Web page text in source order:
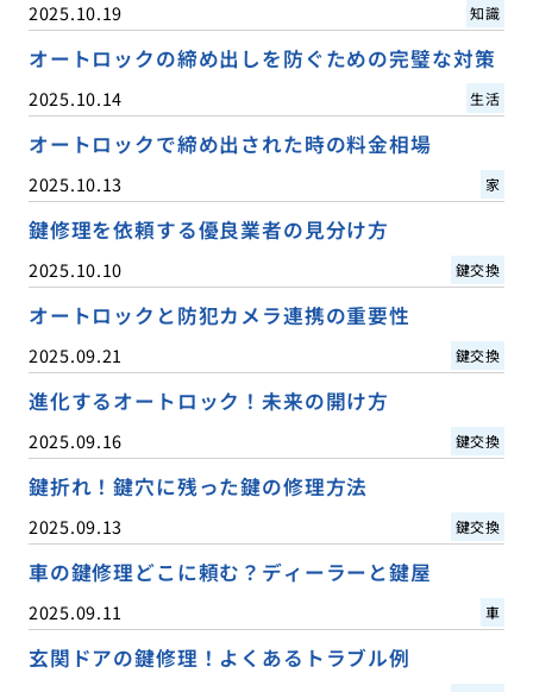
2025.10.19 知識
オートロックの締め出しを防ぐための完璧な対策
2025.10.14 生活
オートロックで締め出された時の料金相場
2025.10.13 家
鍵修理を依頼する優良業者の見分け方
2025.10.10 鍵交換
オートロックと防犯カメラ連携の重要性
2025.09.21 鍵交換
進化するオートロック！未来の開け方
2025.09.16 鍵交換
鍵折れ！鍵穴に残った鍵の修理方法
2025.09.13 鍵交換
車の鍵修理どこに頼む？ディーラーと鍵屋
2025.09.11 車
玄関ドアの鍵修理！よくあるトラブル例